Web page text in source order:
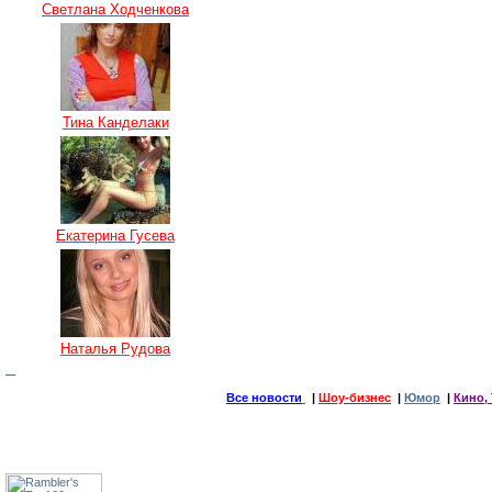
Светлана Ходченкова
Тина Канделаки
Екатерина Гусева
Наталья Рудова
Все новости Шоу-бизнес Юмор Кино,